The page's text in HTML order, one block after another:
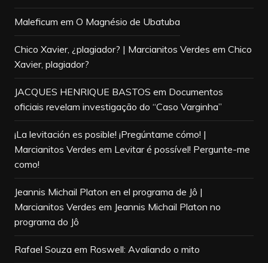
Maleficum em O Magnésio de Ubatuba
Chico Xavier, ¿plagiador? | Marcianitos Verdes em Chico
Xavier, plagiador?
JACQUES HENRIQUE BASTOS em Documentos
oficiais revelam investigação do “Caso Varginha”
¡La levitación es posible! ¡Pregúntame cómo! |
Marcianitos Verdes em Levitar é possível! Pergunte-me
como!
Jeannis Michail Platon en el programa de Jô |
Marcianitos Verdes em Jeannis Michail Platon no
programa do Jô
Rafael Souza em Roswell: Avaliando o mito